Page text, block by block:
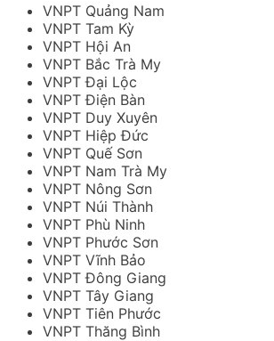
VNPT Quảng Nam
VNPT Tam Kỳ
VNPT Hội An
VNPT Bắc Trà My
VNPT Đại Lộc
VNPT Điện Bàn
VNPT Duy Xuyên
VNPT Hiệp Đức
VNPT Quế Sơn
VNPT Nam Trà My
VNPT Nông Sơn
VNPT Núi Thành
VNPT Phù Ninh
VNPT Phước Sơn
VNPT Vĩnh Bảo
VNPT Đông Giang
VNPT Tây Giang
VNPT Tiên Phước
VNPT Thăng Bình